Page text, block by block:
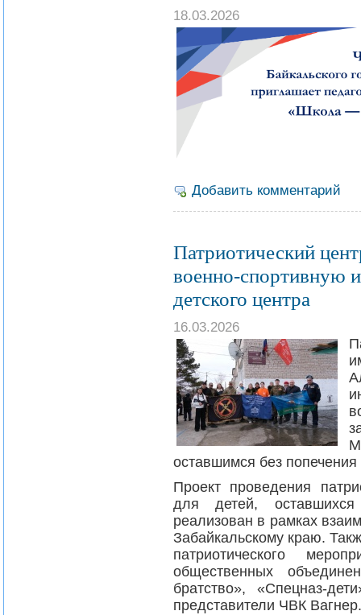
18.03.2026
Добавить комментарий
Патриотический
военно-спортивную
детского центра
16.03.2026
оставшимся без
Проект проведения
для детей,
реализован в рамках
Забайкальскому краю.
патриотического
общественных
братство», «Спецназ-
представители ЧВК Вагнер.